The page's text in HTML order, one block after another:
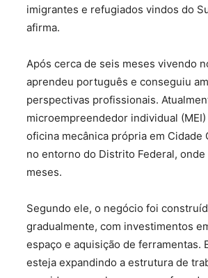
imigrantes e refugiados vindos do
afirma.
Após cerca de seis meses vivendo
aprendeu português e conseguiu
perspectivas profissionais.
microempreendedor individual
oficina mecânica própria em Cidade
no entorno do Distrito Federal, onde
meses.
Segundo ele, o negócio foi
gradualmente, com investimentos
espaço e aquisição de ferramentas.
esteja expandindo a estrutura de